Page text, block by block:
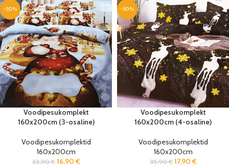
-50%
Voodipesukomplekt
160x200cm (3-osaline)
Voodipesukomplektid
160x200cm
33,90€ 16,90 €
-50%
Voodipesukomplekt
160x200cm (4-osaline)
Voodipesukomplektid
160x200cm
35,90€ 17,90 €